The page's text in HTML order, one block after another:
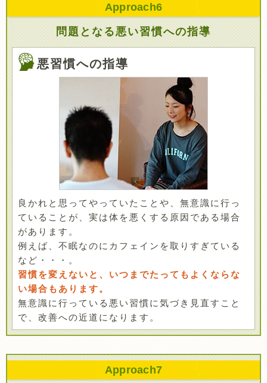
Approach6
問題となる悪い習慣への指導
悪習慣への指導
良かれと思ってやっていたことや、無意識に行っ
ていることが、実は体を悪くする原因である場合
があります。
例えば、不眠なのにカフェインを取りすぎている
など・・・。
習慣を変えないと、いつまでたってもよくならな
い場合もあります。
無意識に行っている悪い習慣に気づき見直すこと
で、改善への近道になります。
Approach7